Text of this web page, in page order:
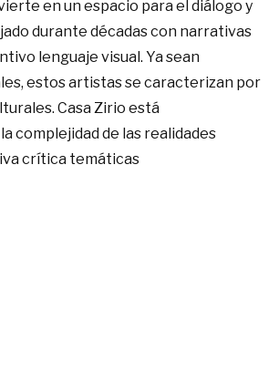
en un espacio para el diálogo y
durante décadas con narrativas
lenguaje visual. Ya sean
estos artistas se caracterizan por
Casa Zirio está
complejidad de las realidades
crítica temáticas